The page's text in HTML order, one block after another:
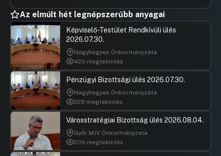
Az elmúlt hét legnépszerűbb anyagai
Képviselő-Testület Rendkívüli ülés
2026.07.30.
Nagyhegyes Önkormányzata
420 megtekintés
Pénzügyi Bizottsági ülés 2026.07.30.
Nagyhegyes Önkormányzata
228 megtekintés
Városstratégiai Bizottság ülés 2026.08.04.
Győr MJV Önkormányzata
206 megtekintés